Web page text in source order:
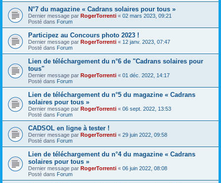
N°7 du magazine « Cadrans solaires pour tous »
Dernier message par RogerTorrenti « 02 mars 2023, 09:21
Posté dans Forum
Participez au Concours photo 2023 !
Dernier message par RogerTorrenti « 12 janv. 2023, 07:47
Posté dans Forum
Lien de téléchargement du n°6 de "Cadrans solaires pour
tous"
Dernier message par RogerTorrenti « 01 déc. 2022, 14:17
Posté dans Forum
Lien de téléchargement du n°5 du magazine « Cadrans
solaires pour tous »
Dernier message par RogerTorrenti « 06 sept. 2022, 13:53
Posté dans Forum
CADSOL en ligne à tester !
Dernier message par RogerTorrenti « 29 juin 2022, 09:58
Posté dans Forum
Lien de téléchargement du n°4 du magazine « Cadrans
solaires pour tous »
Dernier message par RogerTorrenti « 06 juin 2022, 08:08
Posté dans Forum